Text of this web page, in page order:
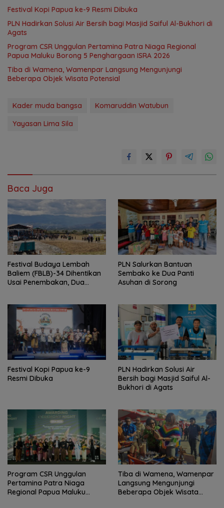
Festival Kopi Papua ke-9 Resmi Dibuka
PLN Hadirkan Solusi Air Bersih bagi Masjid Saiful Al-Bukhori di
Agats
Program CSR Unggulan Pertamina Patra Niaga Regional
Papua Maluku Borong 5 Penghargaan ISRA 2026
Tiba di Wamena, Wamenpar Langsung Mengunjungi
Beberapa Objek Wisata Potensial
Kader muda bangsa
Komaruddin Watubun
Yayasan Lima Sila
Baca Juga
Festival Budaya Lembah
Baliem (FBLB)-34 Dihentikan
Usai Penembakan, Dua
PLN Salurkan Bantuan
Sembako ke Dua Panti
Asuhan di Sorong
Festival Kopi Papua ke-9
Resmi Dibuka
PLN Hadirkan Solusi Air
Bersih bagi Masjid Saiful Al-
Bukhori di Agats
Program CSR Unggulan
Pertamina Patra Niaga
Regional Papua Maluku
Tiba di Wamena, Wamenpar
Langsung Mengunjungi
Beberapa Objek Wisata